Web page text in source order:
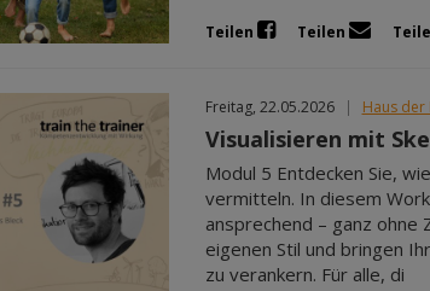
Teilen Teilen
Freitag, 22.05.2026 | Haus der
Visualisieren mit
Modul 5 Entdecken Sie,
vermitteln. In diesem
ansprechend – ganz ohne
eigenen Stil und bringen
zu verankern. Für alle, di